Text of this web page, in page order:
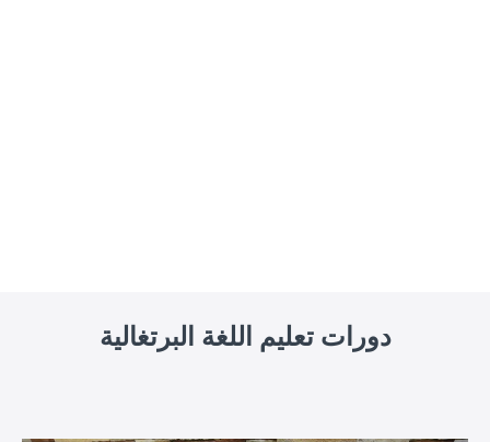
دورات تعليم اللغة البرتغالية